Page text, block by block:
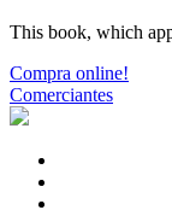
This book, which
Compra online!
Comerciantes